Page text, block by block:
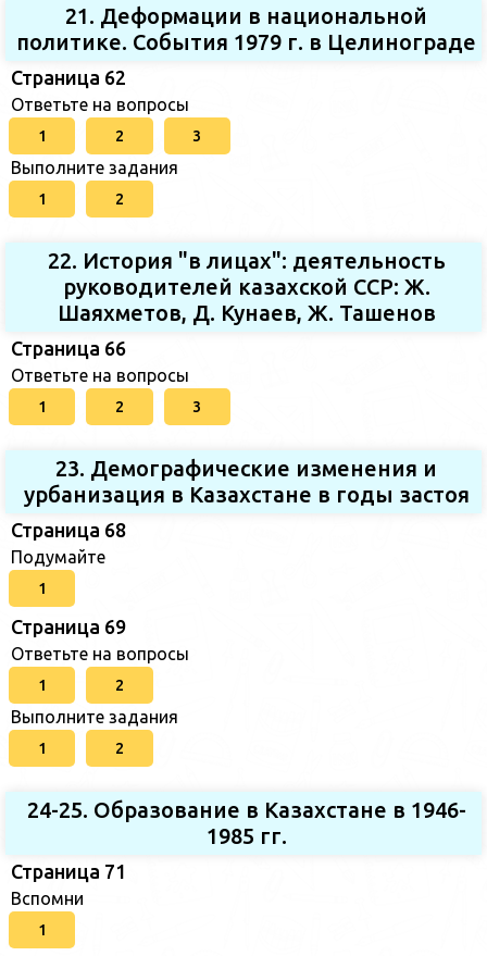
21. Деформации в национальной
политике. События 1979 г. в Целинограде
Страница 62
Ответьте на вопросы
1 2 3
Выполните задания
1 2
22. История "в лицах": деятельность
руководителей казахской ССР: Ж.
Шаяхметов, Д. Кунаев, Ж. Ташенов
Страница 66
Ответьте на вопросы
1 2 3
23. Демографические изменения и
урбанизация в Казахстане в годы застоя
Страница 68
Подумайте
1
Страница 69
Ответьте на вопросы
1 2
Выполните задания
1 2
24-25. Образование в Казахстане в 1946-
1985 гг.
Страница 71
Вспомни
1